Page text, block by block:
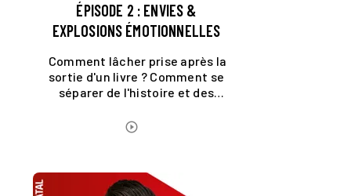
ÉPISODE 2 : ENVIES &
EXPLOSIONS ÉMOTIONNELLES
Comment lâcher prise après la
sortie d'un livre ? Comment se
séparer de l'histoire et des
?
play_circle_outline